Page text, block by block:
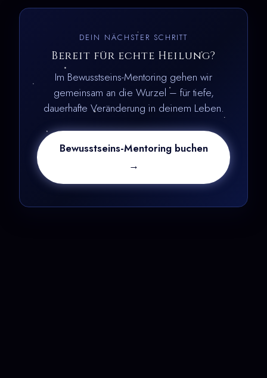
DEIN NÄCHSTER SCHRITT
Bereit für echte Heilung?
Im Bewusstseins-Mentoring gehen wir
gemeinsam an die Wurzel – für tiefe,
dauerhafte Veränderung in deinem Leben.
Bewusstseins-Mentoring buchen
→